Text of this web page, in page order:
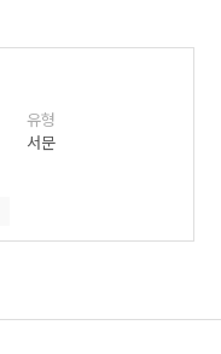
유형
서문